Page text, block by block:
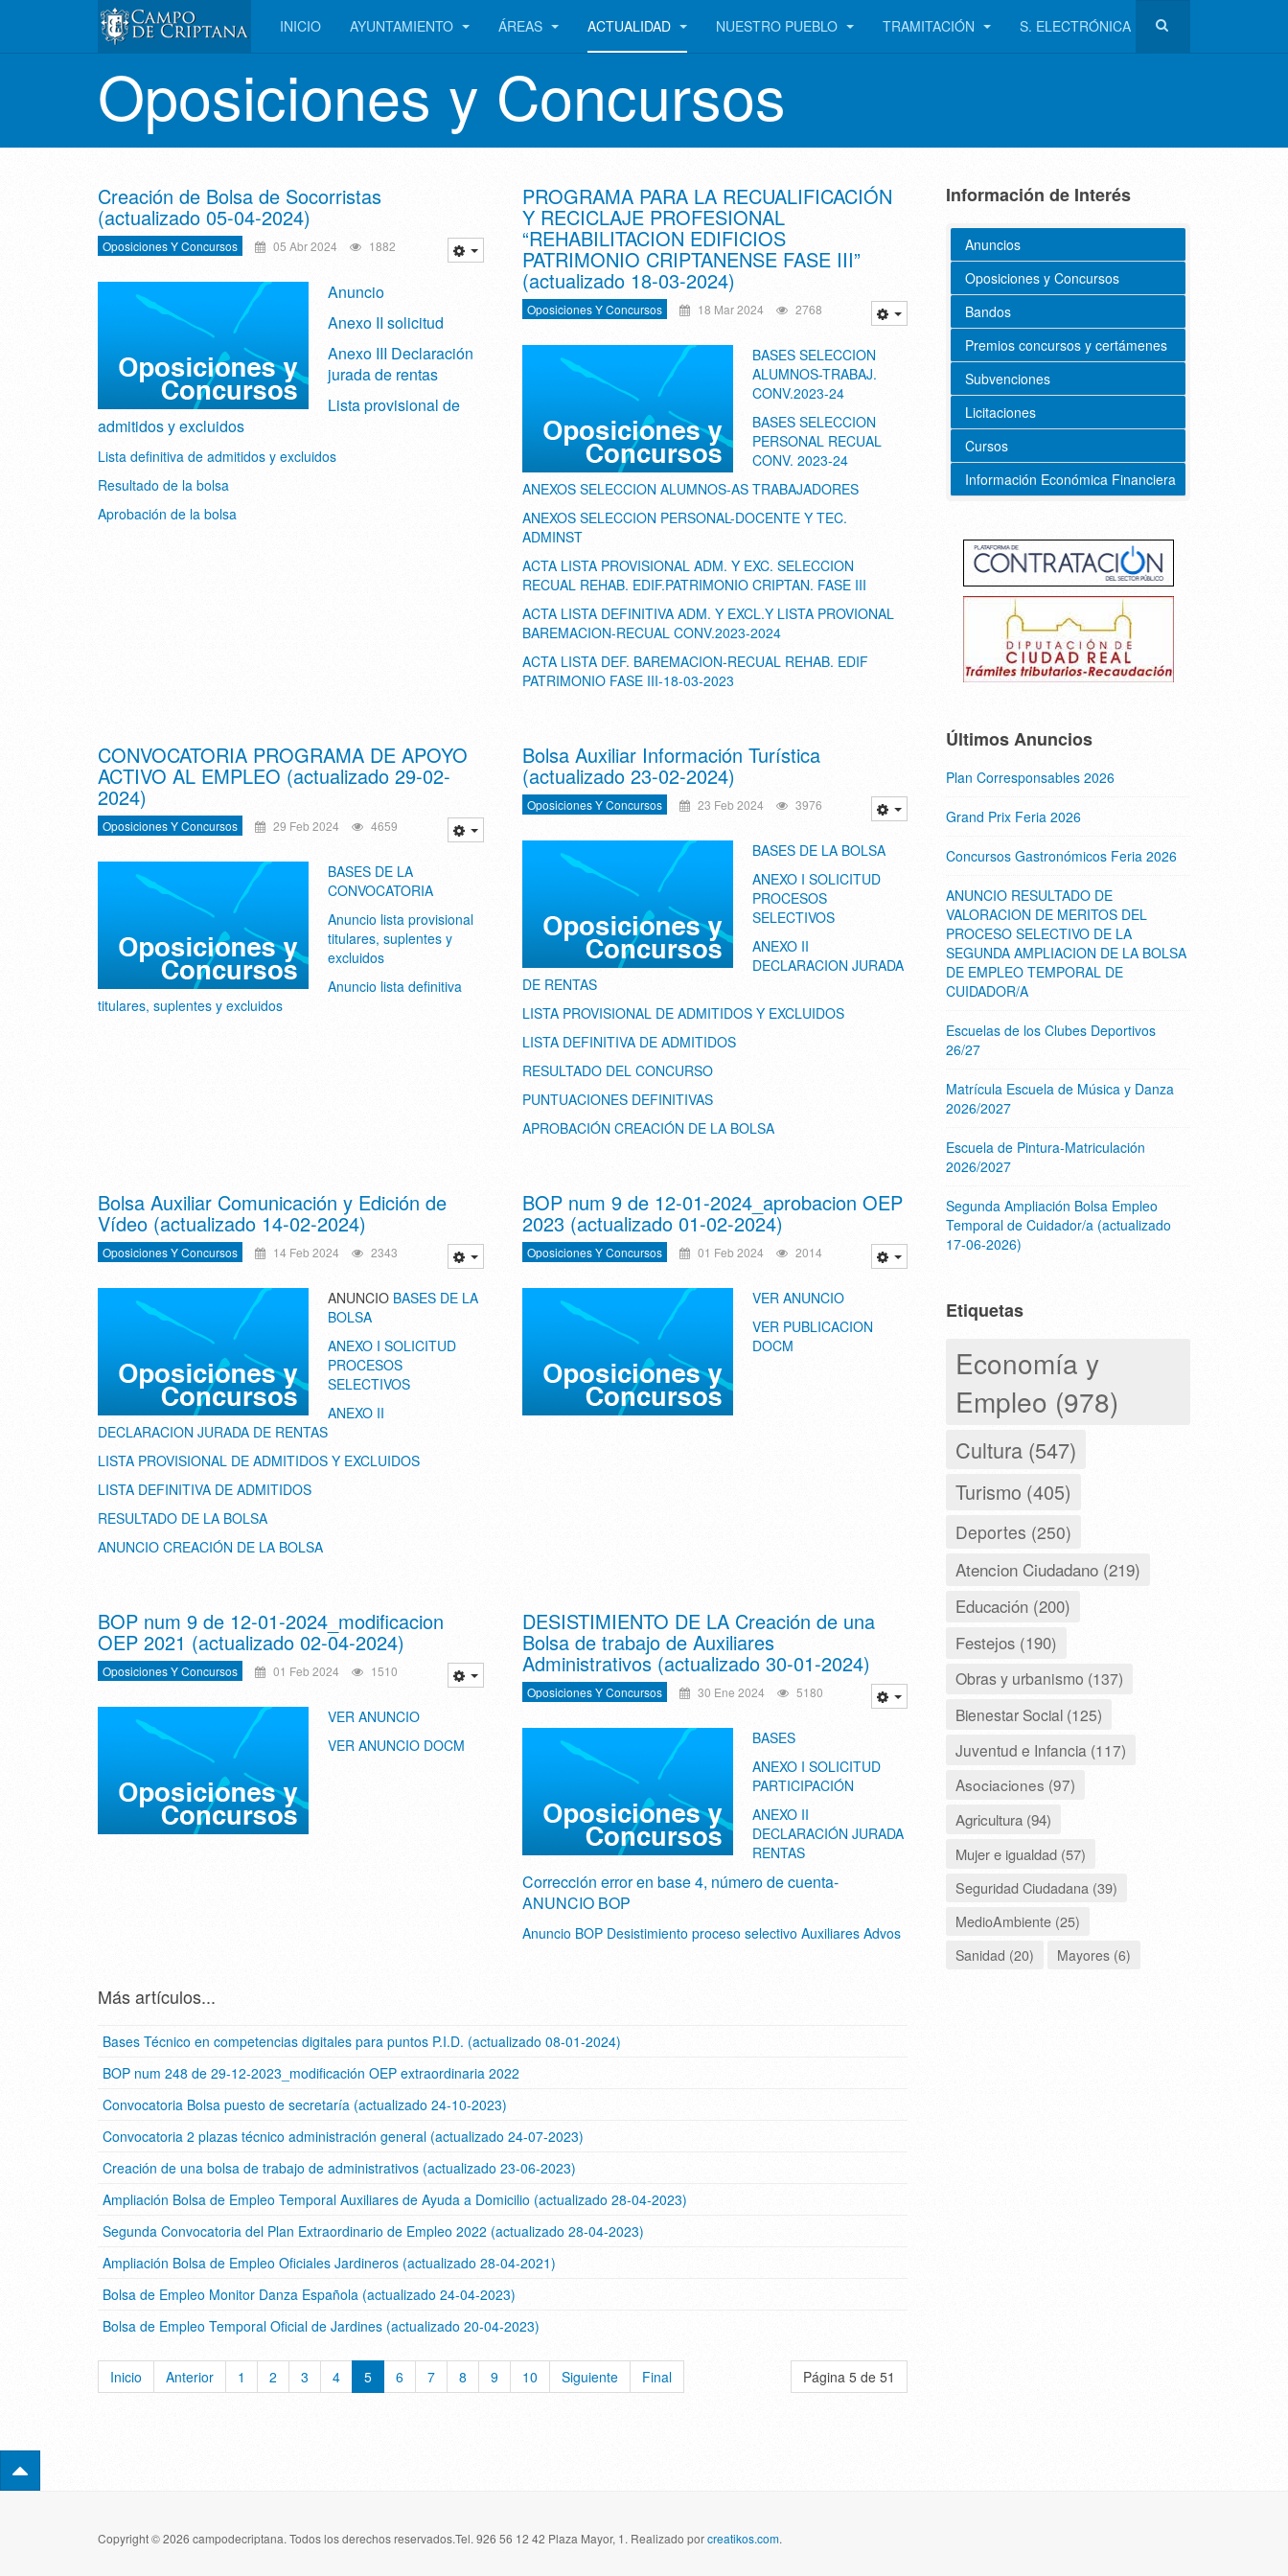
INICIO AYUNTAMIENTO ÁREAS ACTUALIDAD NUESTRO PUEBLO TRAMITACIÓN S. ELECTRÓNICA
Oposiciones y Concursos
Creación de Bolsa de Socorristas
(actualizado 05-04-2024)
Oposiciones Y Concursos 05 Abr 2024 1882
Anuncio
Anexo II solicitud
Anexo III Declaración
jurada de rentas
Lista provisional de
admitidos y excluidos
Lista definitiva de admitidos y excluidos
Resultado de la bolsa
Aprobación de la bolsa
PROGRAMA PARA LA RECUALIFICACIÓN
Y RECICLAJE PROFESIONAL
“REHABILITACION EDIFICIOS
PATRIMONIO CRIPTANENSE FASE III”
(actualizado 18-03-2024)
Oposiciones Y Concursos 18 Mar 2024 2768
BASES SELECCION
ALUMNOS-TRABAJ.
CONV.2023-24
BASES SELECCION
PERSONAL RECUAL
CONV. 2023-24
ANEXOS SELECCION ALUMNOS-AS TRABAJADORES
ANEXOS SELECCION PERSONAL-DOCENTE Y TEC.
ADMINST
ACTA LISTA PROVISIONAL ADM. Y EXC. SELECCION
RECUAL REHAB. EDIF.PATRIMONIO CRIPTAN. FASE III
ACTA LISTA DEFINITIVA ADM. Y EXCL.Y LISTA PROVIONAL
BAREMACION-RECUAL CONV.2023-2024
ACTA LISTA DEF. BAREMACION-RECUAL REHAB. EDIF
PATRIMONIO FASE III-18-03-2023
CONVOCATORIA PROGRAMA DE APOYO
ACTIVO AL EMPLEO (actualizado 29-02-
2024)
Oposiciones Y Concursos 29 Feb 2024 4659
BASES DE LA
CONVOCATORIA
Anuncio lista provisional
titulares, suplentes y
excluidos
Anuncio lista definitiva
titulares, suplentes y excluidos
Bolsa Auxiliar Información Turística
(actualizado 23-02-2024)
Oposiciones Y Concursos 23 Feb 2024 3976
BASES DE LA BOLSA
ANEXO I SOLICITUD
PROCESOS
SELECTIVOS
ANEXO II
DECLARACION JURADA
DE RENTAS
LISTA PROVISIONAL DE ADMITIDOS Y EXCLUIDOS
LISTA DEFINITIVA DE ADMITIDOS
RESULTADO DEL CONCURSO
PUNTUACIONES DEFINITIVAS
APROBACIÓN CREACIÓN DE LA BOLSA
Bolsa Auxiliar Comunicación y Edición de
Vídeo (actualizado 14-02-2024)
Oposiciones Y Concursos 14 Feb 2024 2343
ANUNCIO BASES DE LA
BOLSA
ANEXO I SOLICITUD
PROCESOS
SELECTIVOS
ANEXO II
DECLARACION JURADA DE RENTAS
LISTA PROVISIONAL DE ADMITIDOS Y EXCLUIDOS
LISTA DEFINITIVA DE ADMITIDOS
RESULTADO DE LA BOLSA
ANUNCIO CREACIÓN DE LA BOLSA
BOP num 9 de 12-01-2024_aprobacion OEP
2023 (actualizado 01-02-2024)
Oposiciones Y Concursos 01 Feb 2024 2014
VER ANUNCIO
VER PUBLICACION
DOCM
BOP num 9 de 12-01-2024_modificacion
OEP 2021 (actualizado 02-04-2024)
Oposiciones Y Concursos 01 Feb 2024 1510
VER ANUNCIO
VER ANUNCIO DOCM
DESISTIMIENTO DE LA Creación de una
Bolsa de trabajo de Auxiliares
Administrativos (actualizado 30-01-2024)
Oposiciones Y Concursos 30 Ene 2024 5180
BASES
ANEXO I SOLICITUD
PARTICIPACIÓN
ANEXO II
DECLARACIÓN JURADA
RENTAS
Corrección error en base 4, número de cuenta-
ANUNCIO BOP
Anuncio BOP Desistimiento proceso selectivo Auxiliares Advos
Más artículos...
Bases Técnico en competencias digitales para puntos P.I.D. (actualizado 08-01-2024)
BOP num 248 de 29-12-2023_modificación OEP extraordinaria 2022
Convocatoria Bolsa puesto de secretaría (actualizado 24-10-2023)
Convocatoria 2 plazas técnico administración general (actualizado 24-07-2023)
Creación de una bolsa de trabajo de administrativos (actualizado 23-06-2023)
Ampliación Bolsa de Empleo Temporal Auxiliares de Ayuda a Domicilio (actualizado 28-04-2023)
Segunda Convocatoria del Plan Extraordinario de Empleo 2022 (actualizado 28-04-2023)
Ampliación Bolsa de Empleo Oficiales Jardineros (actualizado 28-04-2021)
Bolsa de Empleo Monitor Danza Española (actualizado 24-04-2023)
Bolsa de Empleo Temporal Oficial de Jardines (actualizado 20-04-2023)
Página 5 de 51
Inicio Anterior 1 2 3 4 5 6 7 8 9 10 Siguiente Final
Información de Interés
Anuncios
Oposiciones y Concursos
Bandos
Premios concursos y certámenes
Subvenciones
Licitaciones
Cursos
Información Económica Financiera
Últimos Anuncios
Plan Corresponsables 2026
Grand Prix Feria 2026
Concursos Gastronómicos Feria 2026
ANUNCIO RESULTADO DE
VALORACION DE MERITOS DEL
PROCESO SELECTIVO DE LA
SEGUNDA AMPLIACION DE LA BOLSA
DE EMPLEO TEMPORAL DE
CUIDADOR/A
Escuelas de los Clubes Deportivos
26/27
Matrícula Escuela de Música y Danza
2026/2027
Escuela de Pintura-Matriculación
2026/2027
Segunda Ampliación Bolsa Empleo
Temporal de Cuidador/a (actualizado
17-06-2026)
Etiquetas
Economía y
Empleo (978)
Cultura (547)
Turismo (405)
Deportes (250)
Atencion Ciudadano (219)
Educación (200)
Festejos (190)
Obras y urbanismo (137)
Bienestar Social (125)
Juventud e Infancia (117)
Asociaciones (97)
Agricultura (94)
Mujer e igualdad (57)
Seguridad Ciudadana (39)
MedioAmbiente (25)
Sanidad (20)
Mayores (6)
Copyright © 2026 campodecriptana. Todos los derechos reservados.Tel. 926 56 12 42 Plaza Mayor, 1. Realizado porcreatikos.com.